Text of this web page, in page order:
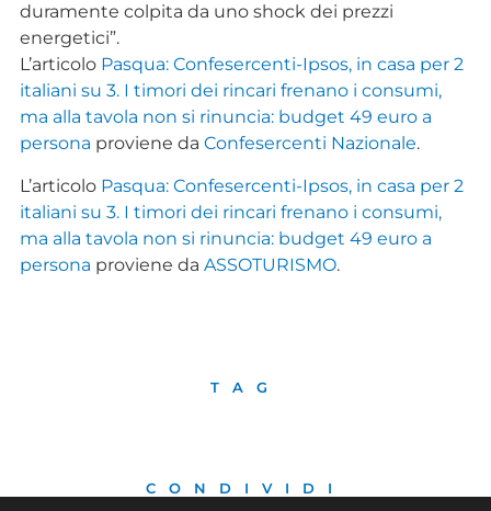
duramente colpita da uno shock dei prezzi
energetici”.
L’articolo Pasqua: Confesercenti-Ipsos, in casa per 2
italiani su 3. I timori dei rincari frenano i consumi,
ma alla tavola non si rinuncia: budget 49 euro a
persona proviene da Confesercenti Nazionale.
L’articolo Pasqua: Confesercenti-Ipsos, in casa per 2
italiani su 3. I timori dei rincari frenano i consumi,
ma alla tavola non si rinuncia: budget 49 euro a
persona proviene da ASSOTURISMO.
TAG
CONDIVIDI